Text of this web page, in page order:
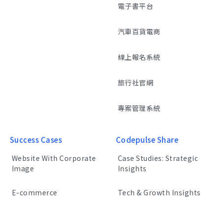
電子書平台
汽車百貨電商
線上報名系統
旅行社官網
專案管理系統
Success Cases
Website With Corporate
Image
E-commerce
Codepulse Share
Case Studies: Strategic
Insights
Tech & Growth Insights